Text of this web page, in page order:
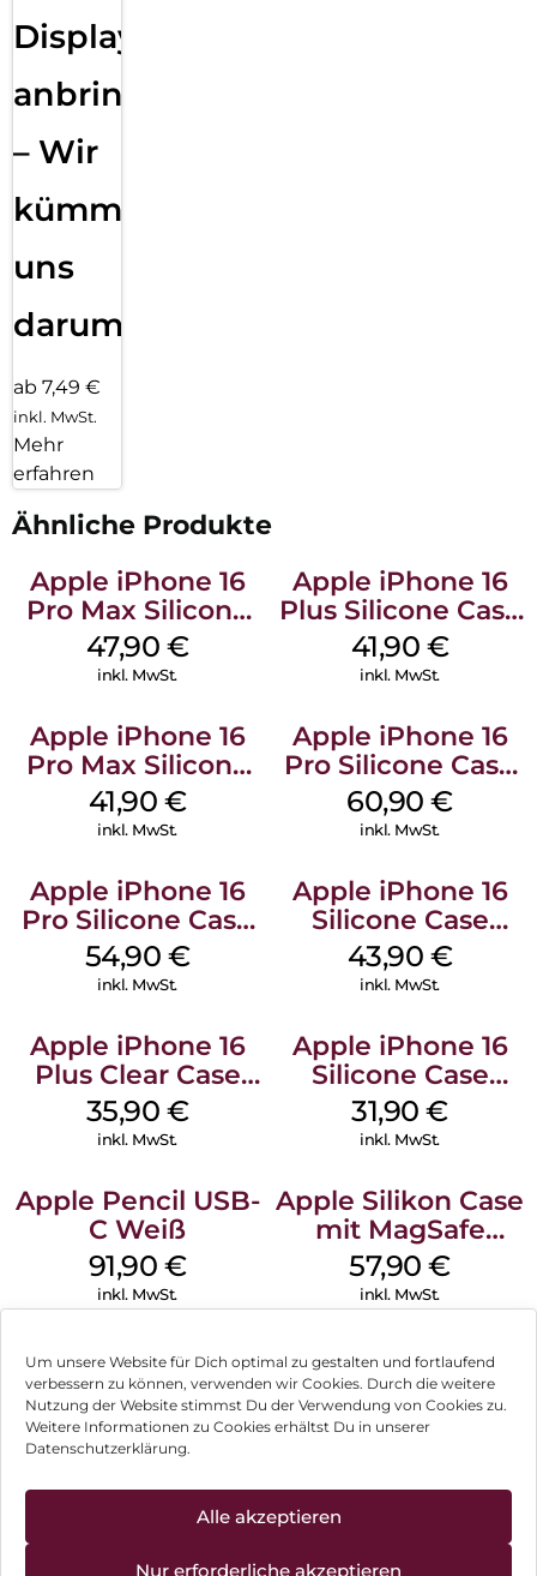
Um unsere Website für Dich optimal zu gestalten und fortlaufend
verbessern zu können, verwenden wir Cookies. Durch die weitere
Nutzung der Website stimmst Du der Verwendung von Cookies zu.
Weitere Informationen zu Cookies erhältst Du in unserer
Datenschutzerklärung.
Alle akzeptieren
Nur erforderliche akzeptieren
Displayfolie
anbringen
– Wir
kümmern
uns
darum!
ab 7,49 €
inkl. MwSt.
Mehr
erfahren
Ähnliche Produkte
Apple iPhone 16
Pro Max Silicone
Case MagSafe
Black
47,90 €
inkl. MwSt.
Apple iPhone 16
Plus Silicone Case
MagSafe Stone
Gray
41,90 €
inkl. MwSt.
Apple iPhone 16
Pro Max Silicone
Case MagSafe
Ultramarine
41,90 €
inkl. MwSt.
Apple iPhone 16
Pro Silicone Case
MagSafe Stone
Gray
60,90€
inkl. MwSt.
Apple iPhone 16
Pro Silicone Case
MagSafe Black
54,90 €
inkl. MwSt.
Apple iPhone 16
Silicone Case
MagSafe Plum
43,90 €
inkl. MwSt.
Apple iPhone 16
Plus Clear Case
MagSafe
Transparent
35,90 €
inkl. MwSt.
Apple iPhone 16
Silicone Case
MagSafe Fuchsia
31,90€
inkl. MwSt.
Apple Pencil USB-
C Weiß
91,90 €
inkl. MwSt.
Apple Silikon Case
mit MagSafe
iPhone 14 Pro
(PRODUCT)RED
57,90€
inkl. MwSt.
Impressum